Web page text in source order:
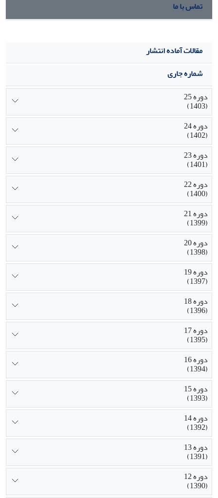
تماس با ما
مقالات آماده انتشار
شماره جاری
دوره 25
(1403)
دوره 24
(1402)
دوره 23
(1401)
دوره 22
(1400)
دوره 21
(1399)
دوره 20
(1398)
دوره 19
(1397)
دوره 18
(1396)
دوره 17
(1395)
دوره 16
(1394)
دوره 15
(1393)
دوره 14
(1392)
دوره 13
(1391)
دوره 12
(1390)